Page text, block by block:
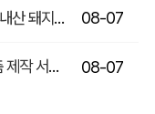
08-07
08-07